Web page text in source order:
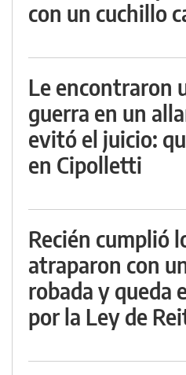
con un cuchillo
Le encontraron
guerra en un
evitó el juicio:
en Cipolletti
Recién cumplió
atraparon con
robada y queda
por la Ley de